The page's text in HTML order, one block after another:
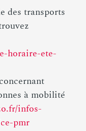
des transports
horaire-ete-
à mobilité
infos-
pmr